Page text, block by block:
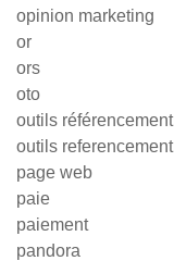
opinion marketing
or
ors
oto
outils référencement
outils referencement
page web
paie
paiement
pandora